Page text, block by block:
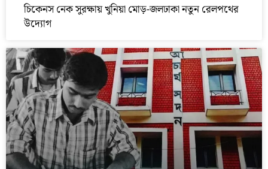
চিকেনস নেক সুরক্ষায় খুনিয়া মোড়-জলঢাকা নতুন রেলপথের
উদ্যোগ